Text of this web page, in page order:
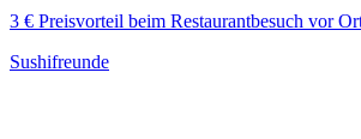
3 € Preisvorteil beim Restaurantbesuch vor
Sushifreunde